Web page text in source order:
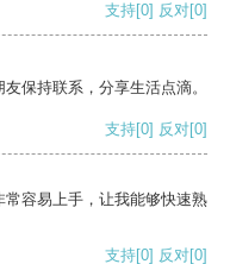
支持[0] 反对[0]
保持联系，分享生活点滴。
支持[0] 反对[0]
容易上手，让我能够快速熟
支持[0] 反对[0]